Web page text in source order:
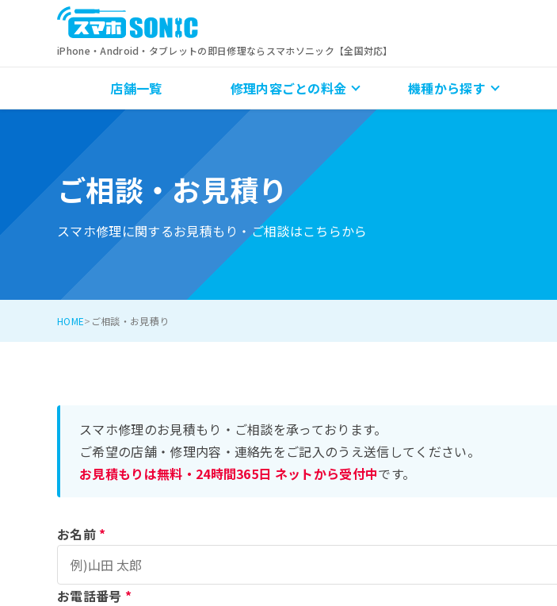
iPhone・Android・タブレットの即日修理ならスマホソニック【全国対応】
店舗一覧 修理内容ごとの料金 機種から探す
ご相談・お見積り
スマホ修理に関するお見積もり・ご相談はこちらから
HOME ご相談・お見積り
スマホ修理のお見積もり・ご相談を承っております。
ご希望の店舗・修理内容・連絡先をご記入のうえ送信してください。
お見積もりは無料・24時間365日 ネットから受付中です。
お名前 *
お電話番号 *